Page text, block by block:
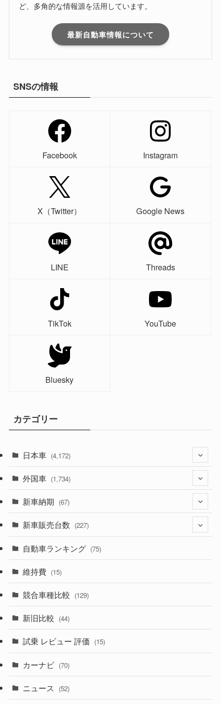
ど、多角的な情報源を活用しています。
最新自動車情報について
SNSの情報
Facebook Instagram
X（Twitter） Google News
LINE Threads
TikTok YouTube
Bluesky
カテゴリー
日本車 (4,172)
(1,321)
(329)
(525)
(357)
(328)
(194)
(230)
(253)
外国車 (1,734)
(242)
(85)
(84)
(14)
(222)
(50)
(43)
(58)
(28)
新車納期 (67)
(28)
(8)
(3)
(3)
(1)
新車販売台数 (227)
(21)
(5)
(7)
(5)
自動車ランキング (75)
維持費 (15)
競合車種比較 (129)
新旧比較 (44)
試乗 レビュー 評価 (15)
カーナビ (70)
ニュース (52)